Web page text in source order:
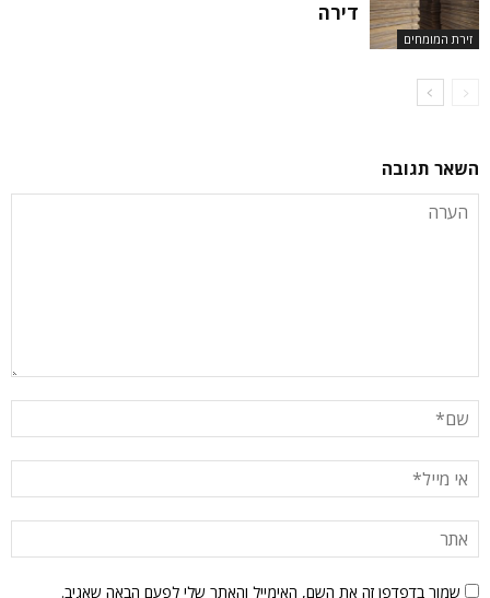
זירת המומחים
דירה
השאר תגובה
שמור בדפדפן זה את השם, האימייל והאתר שלי לפעם הבאה שאגיב.